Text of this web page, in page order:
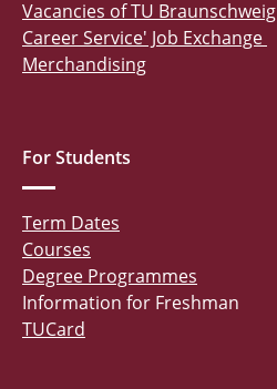
Vacancies of TU Braunschweig
Career Service' Job Exchange
Merchandising
For Students
Term Dates
Courses
Degree Programmes
Information for Freshman
TUCard